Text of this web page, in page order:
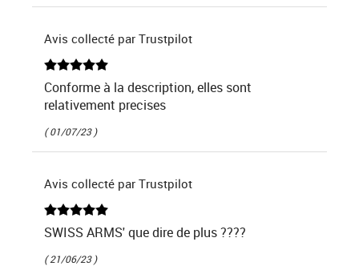
Avis collecté par Trustpilot
Conforme à la description, elles sont
relativement precises
( 01/07/23 )
Avis collecté par Trustpilot
SWISS ARMS' que dire de plus ????
( 21/06/23 )